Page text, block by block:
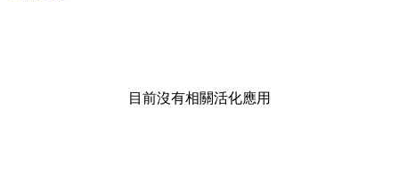
目前沒有相關活化應用